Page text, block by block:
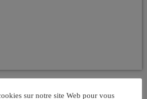
sur notre site Web pour vous